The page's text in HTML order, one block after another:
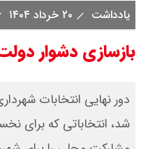
یادداشت ۲۰ خرداد ۱۴۰۴
بازسازی دشوار